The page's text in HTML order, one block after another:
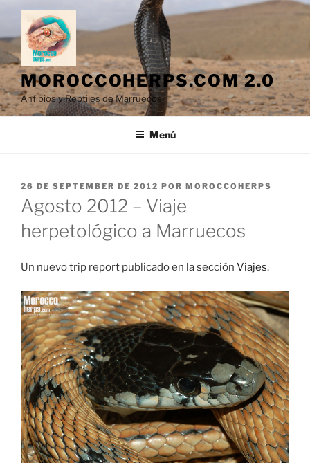
Saltar
contenido
MOROCCOHERPS.COM 2.0
Anfibios y Reptiles de Marruecos
Menú
PUBLICADO
EL
26 DE SEPTEMBER DE 2012 POR MOROCCOHERPS
Agosto 2012 – Viaje
herpetológico a Marruecos
Un nuevo trip report publicado en la sección Viajes.